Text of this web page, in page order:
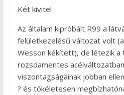
Két kivitel
Az általam kipróbált R99 a
felületkezelésű változat volt
Wesson kékített), de létezik a
rozsdamentes
viszontagságainak jobban
? és tökéletesen